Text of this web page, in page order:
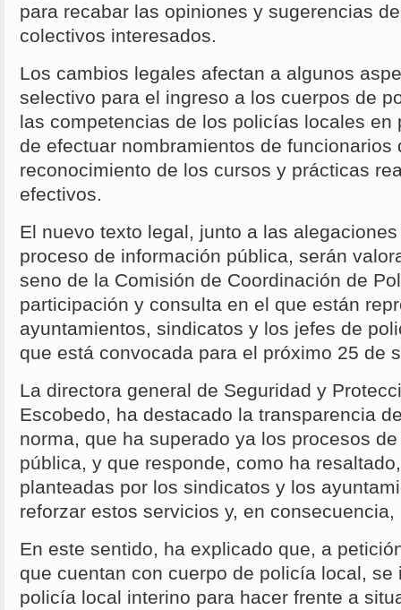
para recabar las opiniones y sugerencias
colectivos interesados.
Los cambios legales afectan a algunos
selectivo para el ingreso a los cuerpos de
las competencias de los policías locales en
de efectuar nombramientos de
reconocimiento de los cursos y prácticas
efectivos.
El nuevo texto legal, junto a las
proceso de información pública, serán
seno de la Comisión de Coordinación de
participación y consulta en el que están
ayuntamientos, sindicatos y los jefes de
que está convocada para el próximo 25 de
La directora general de Seguridad y
Escobedo, ha destacado la transparencia
norma, que ha superado ya los procesos
pública, y que responde, como ha
planteadas por los sindicatos y los
reforzar estos servicios y, en
En este sentido, ha explicado que, a
que cuentan con cuerpo de policía local, se
policía local interino para hacer frente a